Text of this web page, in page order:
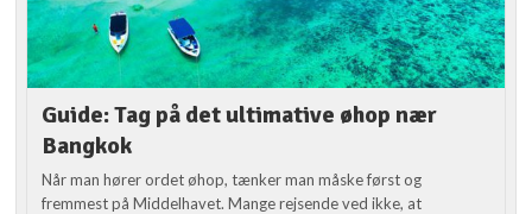
Guide: Tag på det ultimative øhop nær
Bangkok
Når man hører ordet øhop, tænker man måske først og
fremmest på Middelhavet. Mange rejsende ved ikke, at